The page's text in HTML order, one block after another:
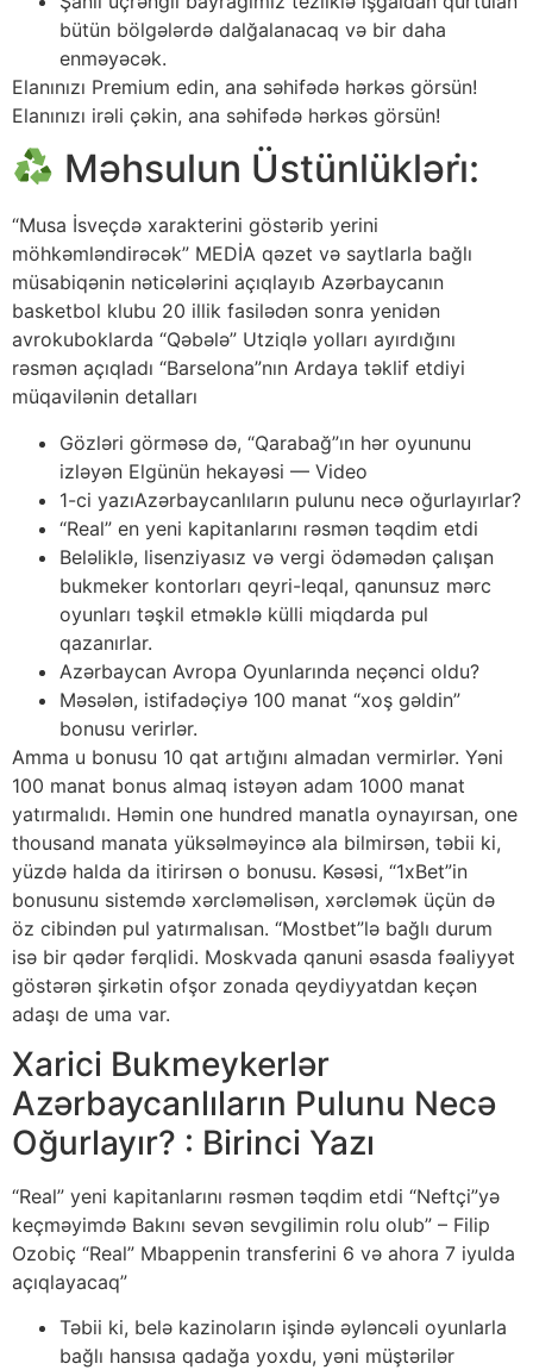
bütün bölgələrdə dalğalanacaq və bir daha
enməyəcək.
Elanınızı Premium edin, ana səhifədə hərkəs görsün!
Elanınızı irəli çəkin, ana səhifədə hərkəs görsün!
Məhsulun Üstünlükləri̇:
“Musa İsveçdə xarakterini göstərib yerini
möhkəmləndirəcək” MEDİA qəzet və saytlarla bağlı
müsabiqənin nəticələrini açıqlayıb Azərbaycanın
basketbol klubu 20 illik fasilədən sonra yenidən
avrokuboklarda “Qəbələ” Utziqlə yolları ayırdığını
rəsmən açıqladı “Barselona”nın Ardaya təklif etdiyi
müqavilənin detalları
Gözləri görməsə də, “Qarabağ”ın hər oyununu
izləyən Elgünün hekayəsi — Video
1-ci yazıAzərbaycanlıların pulunu necə oğurlayırlar?
“Real” en yeni kapitanlarını rəsmən təqdim etdi
Beləliklə, lisenziyasız və vergi ödəmədən çalışan
bukmeker kontorları qeyri-leqal, qanunsuz mərc
oyunları təşkil etməklə külli miqdarda pul
qazanırlar.
Azərbaycan Avropa Oyunlarında neçənci oldu?
Məsələn, istifadəçiyə 100 manat “xoş gəldin”
bonusu verirlər.
Amma u bonusu 10 qat artığını almadan vermirlər. Yəni
100 manat bonus almaq istəyən adam 1000 manat
yatırmalıdı. Həmin one hundred manatla oynayırsan, one
thousand manata yüksəlməyincə ala bilmirsən, təbii ki,
yüzdə halda da itirirsən o bonusu. Kəsəsi, “1xBet”in
bonusunu sistemdə xərcləməlisən, xərcləmək üçün də
öz cibindən pul yatırmalısan. “Mostbet”lə bağlı durum
isə bir qədər fərqlidi. Moskvada qanuni əsasda fəaliyyət
göstərən şirkətin ofşor zonada qeydiyyatdan keçən
adaşı de uma var.
Xarici Bukmeykerlər
Azərbaycanlıların Pulunu Necə
Oğurlayır? : Birinci Yazı
“Real” yeni kapitanlarını rəsmən təqdim etdi “Neftçi”yə
keçməyimdə Bakını sevən sevgilimin rolu olub” – Filip
Ozobiç “Real” Mbappenin transferini 6 və ahora 7 iyulda
açıqlayacaq”
Təbii ki, belə kazinoların işində əyləncəli oyunlarla
bağlı hansısa qadağa yoxdu, yəni müştərilər